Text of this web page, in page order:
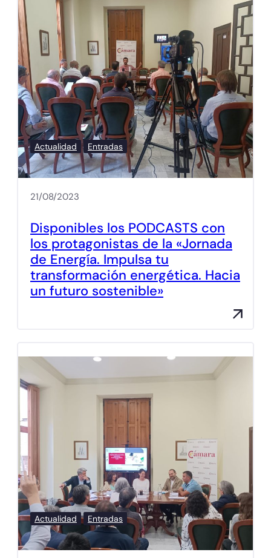
Actualidad Entradas
21/08/2023
Disponibles los PODCASTS con
los protagonistas de la «Jornada
de Energía. Impulsa tu
transformación energética. Hacia
un futuro sostenible»
Actualidad Entradas